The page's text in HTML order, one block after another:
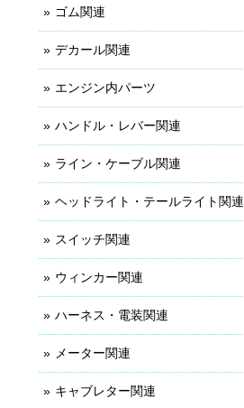
ゴム関連
デカール関連
エンジン内パーツ
ハンドル・レバー関連
ライン・ケーブル関連
ヘッドライト・テールライト関連
スイッチ関連
ウィンカー関連
ハーネス・電装関連
メーター関連
キャブレター関連